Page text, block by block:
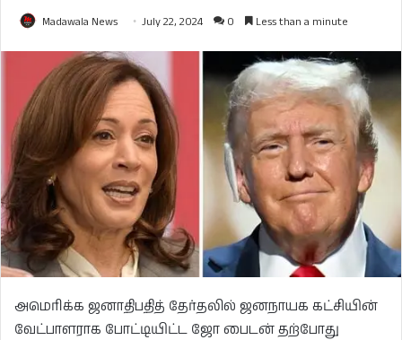
Madawala News July 22, 2024 0 Less than a minute
அமெரிக்க ஜனாதிபதித் தேர்தலில் ஜனநாயக கட்சியின்
வேட்பாளராக போட்டியிட்ட ஜோ பைடன் தற்போது